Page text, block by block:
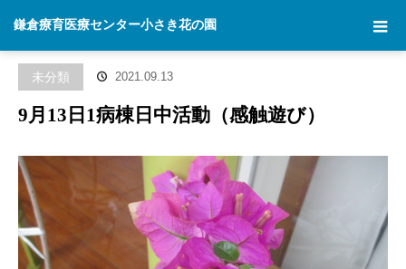
鎌倉療育医療センター小さき花の園
ブログ
未分類 9月13日1病棟日中活動（感触遊び）
未分類 2021.09.13
9月13日1病棟日中活動（感触遊び）